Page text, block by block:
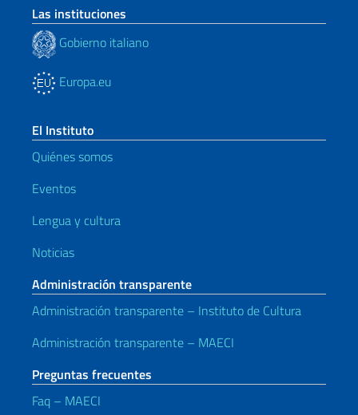
Las instituciones
Gobierno italiano
Europa.eu
El Instituto
Quiénes somos
Eventos
Lengua y cultura
Noticias
Administración transparente
Administración transparente – Instituto de Cultura
Administración transparente – MAECI
Preguntas frecuentes
Faq – MAECI